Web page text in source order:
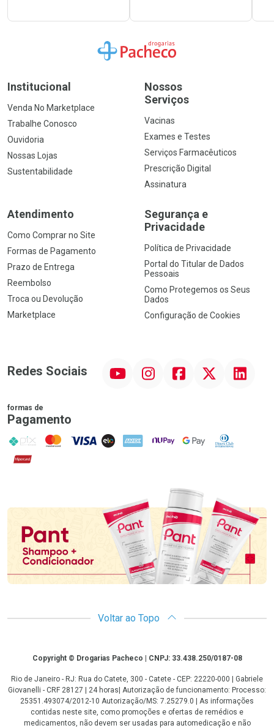
Ir para a Home
Institucional
Venda No Marketplace
Trabalhe Conosco
Ouvidoria
Nossas Lojas
Sustentabilidade
Nossos
Serviços
Vacinas
Exames e Testes
Serviços Farmacêuticos
Prescrição Digital
Assinatura
Atendimento
Como Comprar no Site
Formas de Pagamento
Prazo de Entrega
Reembolso
Troca ou Devolução
Marketplace
Segurança e
Privacidade
Política de Privacidade
Portal do Titular de Dados
Pessoais
Como Protegemos os Seus
Dados
Configuração de Cookies
Redes Sociais InstagramFacebook Linkedin
formas de
Pagamento
PIX MasterCard
VISA ELO AMEX NuPay Google PayDiners Club
Hipercard
Promoção em Destaque
Voltar ao Topo
CopyrightCopyright © Drogarias Pacheco | CNPJ: 33.438.250/0187-08
Rio de Janeiro - RJ: Rua do Catete, 300 - Catete - CEP: 22220-000 | Gabriele
Giovanelli - CRF 28127 | 24 horas| Autorização de funcionamento: Processo:
25351.493074/2012-10 Autorização/MS: 7.25279.0 | As informações
contidas neste site, como promoções e ofertas de remédios e
medicamentos, não devem ser usadas para automedicação e não